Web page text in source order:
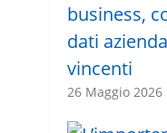
business,
dati
vincenti
26 Maggio 2026